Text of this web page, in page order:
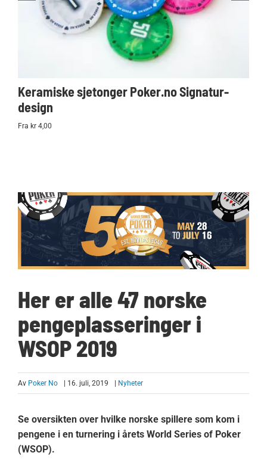
Keramiske sjetonger Poker.no Signatur-
design
Fra kr 4,00
Her er alle 47 norske
pengeplasseringer i
WSOP 2019
Av Poker No | 16. juli, 2019 Nyheter
Se oversikten over hvilke norske spillere som kom i
pengene i en turnering i årets World Series of Poker
(WSOP).